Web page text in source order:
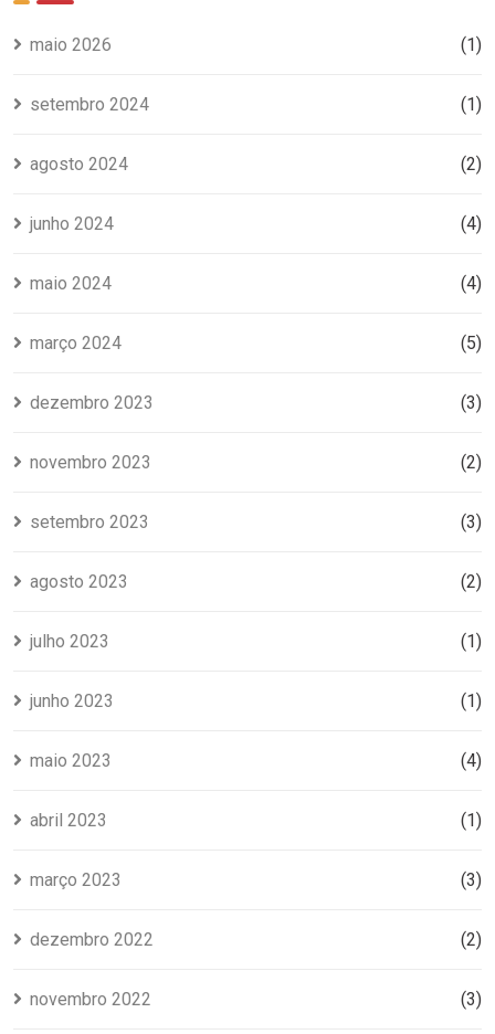
maio 2026 (1)
setembro 2024 (1)
agosto 2024 (2)
junho 2024 (4)
maio 2024 (4)
março 2024 (5)
dezembro 2023 (3)
novembro 2023 (2)
setembro 2023 (3)
agosto 2023 (2)
julho 2023 (1)
junho 2023 (1)
maio 2023 (4)
abril 2023 (1)
março 2023 (3)
dezembro 2022 (2)
novembro 2022 (3)